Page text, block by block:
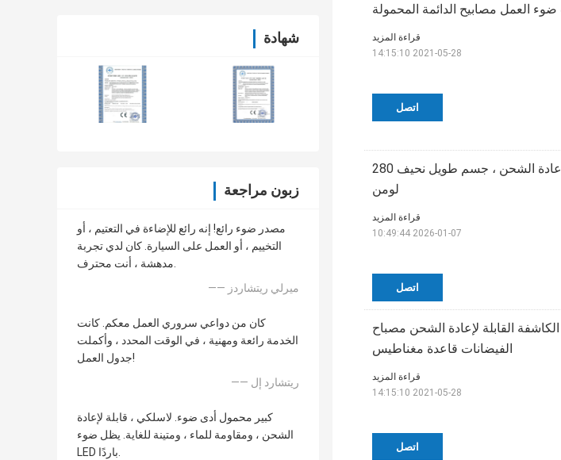
شهادة
زبون مراجعة
مصدر ضوء رائع! إنه رائع للإضاءة في التعتيم ، أو
التخييم ، أو العمل على السيارة. كان لدي تجربة
مدهشة ، أنت محترف.
—— ميرلي ريتشاردز
كان من دواعي سروري العمل معكم. كانت
الخدمة رائعة ومهنية ، في الوقت المحدد ، وأكملت
جدول العمل!
—— ريتشارد إل
كبير محمول أدى ضوء. لاسلكي ، قابلة لإعادة
الشحن ، ومقاومة للماء ، ومتينة للغاية. يظل ضوء
LED باردًا.
اتصل
قراءة المزيد
2021-05-28 14:15:10
أضواء كاشفة مغناطيسية قابلة لإعادة الشحن قابلة لإعادة الشحن ، جسم طويل نحيف 280
لومن
اتصل
قراءة المزيد
2026-01-07 10:49:44
القابلة لإعادة الشحن مصباح
الفيضانات قاعدة مغناطيس
اتصل
قراءة المزيد
2021-05-28 14:15:10